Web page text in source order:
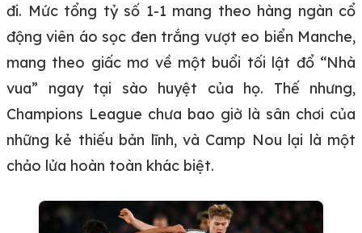
đi. Mức tổng tỷ số 1-1 mang theo hàng ngàn cổ
động viên áo sọc đen trắng vượt eo biển Manche,
mang theo giấc mơ về một buổi tối lật đổ “Nhà
vua” ngay tại sào huyệt của họ. Thế nhưng,
Champions League chưa bao giờ là sân chơi của
những kẻ thiếu bản lĩnh, và Camp Nou lại là một
chảo lửa hoàn toàn khác biệt.